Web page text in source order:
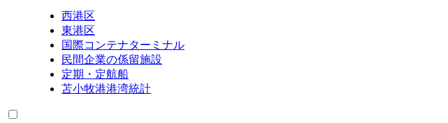
西港区
東港区
国際コンテナターミナル
民間企業の係留施設
定期・定航船
苫小牧港港湾統計